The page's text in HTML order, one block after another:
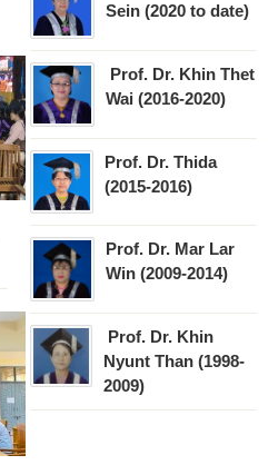
Sein (2020 to date)
Prof. Dr. Khin Thet
Wai (2016-2020)
Prof. Dr. Thida
(2015-2016)
Prof. Dr. Mar Lar
Win (2009-2014)
Prof. Dr. Khin
Nyunt Than (1998-
2009)